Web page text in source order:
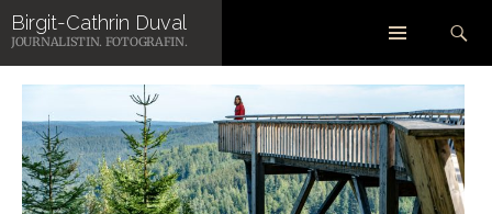
Zum
Inhalt
springen
Suchen
SCHLAGWORT-ARCHIV: TV TIPP
Birgit-Cathrin Duval
JOURNALISTIN. FOTOGRAFIN.